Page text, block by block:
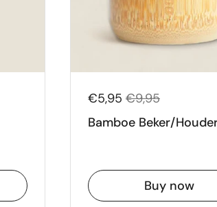
€5,95 €9,95
Bamboe Beker/
Buy now